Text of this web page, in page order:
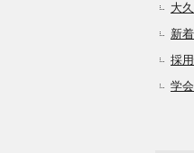
大
新
採
学